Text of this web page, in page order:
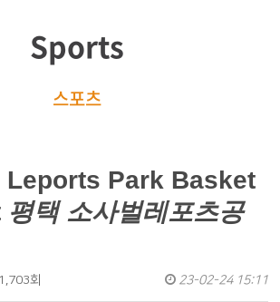
Sports
스포츠
Leports Park Basket
평택 소사벌레포츠공
회 23-02-24 15:11